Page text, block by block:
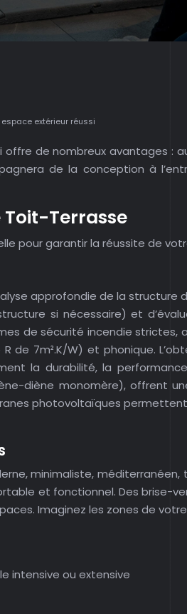
extérieur réussi
de nombreux avantages :
de la conception à
Toit-Terrasse
pour garantir la réussite de
approfondie de la
si nécessaire) et
de sécurité incendie strictes,
de 7m².K/W) et phonique.
la durabilité, la
diène monomère), offrent
photovoltaïques
minimaliste,
et fonctionnel. Des brise-
Imaginez les zones de
intensive ou extensive